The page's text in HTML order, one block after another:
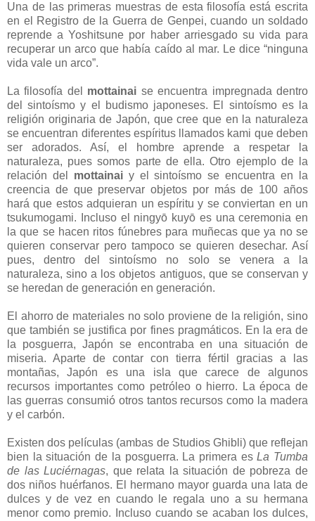
Una de las primeras muestras de esta filosofía está escrita
en el Registro de la Guerra de Genpei, cuando un soldado
reprende a Yoshitsune por haber arriesgado su vida para
recuperar un arco que había caído al mar. Le dice “ninguna
vida vale un arco”.
La filosofía del mottainai se encuentra impregnada dentro
del sintoísmo y el budismo japoneses. El sintoísmo es la
religión originaria de Japón, que cree que en la naturaleza
se encuentran diferentes espíritus llamados kami que deben
ser adorados. Así, el hombre aprende a respetar la
naturaleza, pues somos parte de ella. Otro ejemplo de la
relación del mottainaiy el sintoísmo se encuentra en la
creencia de que preservar objetos por más de 100 años
hará que estos adquieran un espíritu y se conviertan en un
tsukumogami. Incluso el ningyō kuyō es una ceremonia en
la que se hacen ritos fúnebres para muñecas que ya no se
quieren conservar pero tampoco se quieren desechar. Así
pues, dentro del sintoísmo no solo se venera a la
naturaleza, sino a los objetos antiguos, que se conservan y
se heredan de generación en generación.
El ahorro de materiales no solo proviene de la religión, sino
que también se justifica por fines pragmáticos. En la era de
la posguerra, Japón se encontraba en una situación de
miseria. Aparte de contar con tierra fértil gracias a las
montañas, Japón es una isla que carece de algunos
recursos importantes como petróleo o hierro. La época de
las guerras consumió otros tantos recursos como la madera
y el carbón.
Existen dos películas (ambas de Studios Ghibli) que reflejan
bien la situación de la posguerra. La primera esLa Tumba
de las Luciérnagas, que relata la situación de pobreza de
dos niños huérfanos. El hermano mayor guarda una lata de
dulces y de vez en cuando le regala uno a su hermana
menor como premio. Incluso cuando se acaban los dulces,